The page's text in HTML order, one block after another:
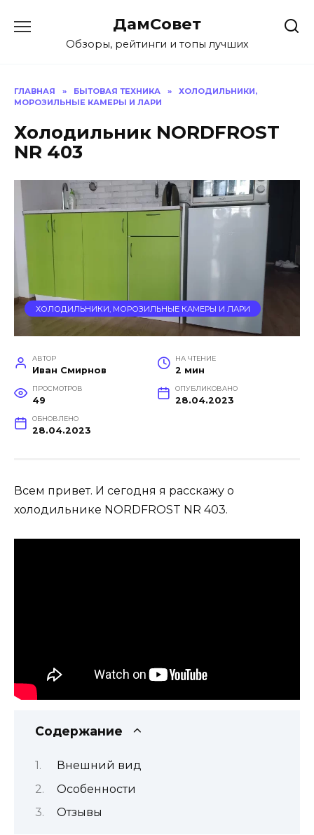
содержанию
ДамСовет
Обзоры, рейтинги и топы лучших
ГЛАВНАЯ » БЫТОВАЯ ТЕХНИКА »
ХОЛОДИЛЬНИКИ,
МОРОЗИЛЬНЫЕ КАМЕРЫ И ЛАРИ
Холодильник NORDFROST
NR 403
ХОЛОДИЛЬНИКИ, МОРОЗИЛЬНЫЕ КАМЕРЫ И ЛАРИ
АВТОР
Иван Смирнов
НА ЧТЕНИЕ
2 мин
ПРОСМОТРОВ
49
ОПУБЛИКОВАНО
28.04.2023
ОБНОВЛЕНО
28.04.2023
Всем привет. И сегодня я расскажу о
холодильнике NORDFROST NR 403.
Содержание
Внешний вид
Особенности
Отзывы